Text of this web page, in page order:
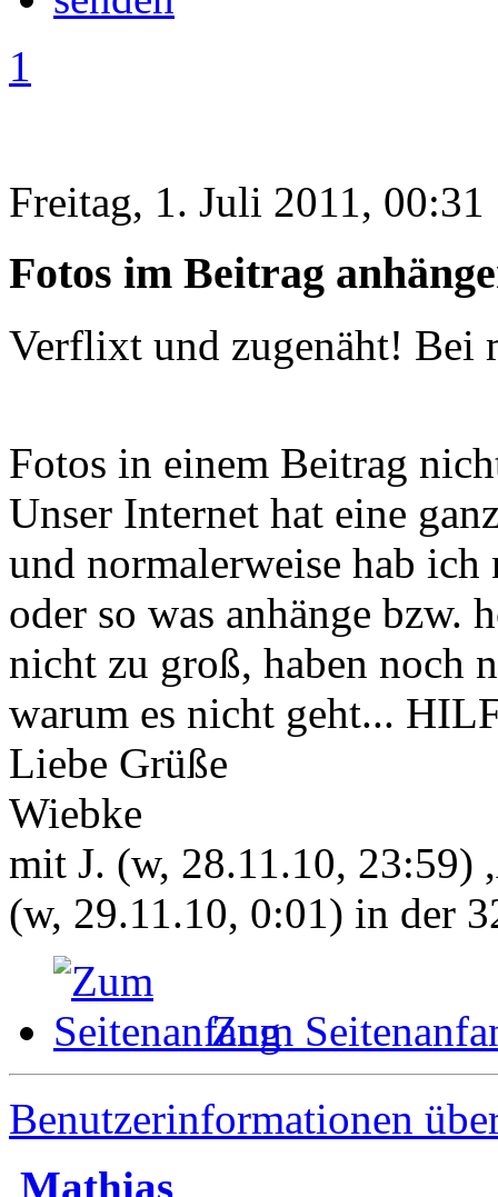
1
Freitag, 1. Juli 2011, 00:31
Fotos im Beitrag
Verflixt und zugenäht! Bei
Fotos in einem Beitrag
Unser Internet hat eine
und normalerweise hab
oder so was anhänge bzw.
nicht zu groß, haben noch
warum es nicht geht...
Liebe Grüße
Wiebke
mit J. (w, 28.11.10, 23:59)
(w, 29.11.10, 0:01) in der
Zum
Benutzerinformationen
Mathias